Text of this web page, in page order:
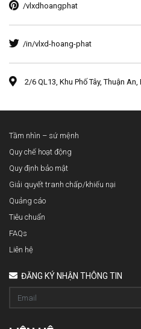
/vlxdhoangphat
/in/vlxd-hoang-phat
2/6 QL13, Khu Phố Tây, Thuận
Tầm nhìn – sứ mệnh
Quy chế hoạt động
Quy định bảo mật
Giải quyết tranh chấp/khiếu nại
Quảng cáo
Tiêu chuẩn
FAQs
Liên hệ
ĐĂNG KÝ NHẬN THÔNG TIN